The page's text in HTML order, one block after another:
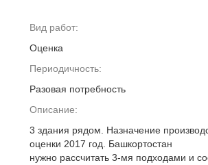
Вид работ:
Оценка
Периодичность:
Разовая потребность
Описание:
3 здания рядом. Назначение
оценки 2017 год. Башкортостан
нужно рассчитать 3-мя подходами и